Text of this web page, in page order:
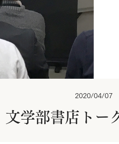
2020/04/07
文学部書店トー